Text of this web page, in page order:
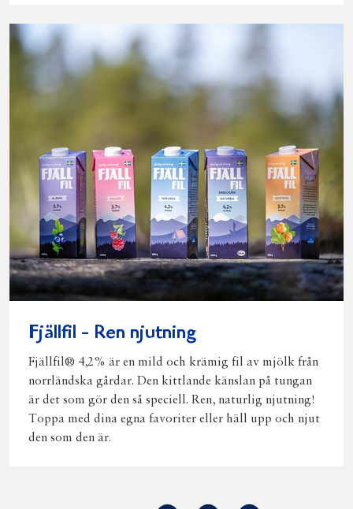
Fjällfil - Ren njutning
Fjällfil® 4,2% är en mild och krämig fil av mjölk från
norrländska gårdar. Den kittlande känslan på tungan
är det som gör den så speciell. Ren, naturlig njutning!
Toppa med dina egna favoriter eller häll upp och njut
den som den är.